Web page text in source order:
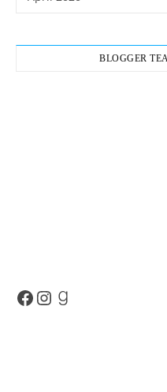
BLOGGER
Facebook
Instagram
Goodreads